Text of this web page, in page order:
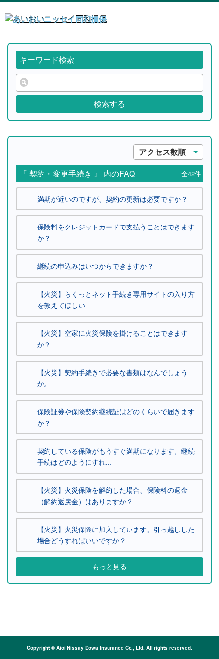
キーワード検索
検索する
アクセス数順
『 契約・変更手続き 』 内のFAQ
全42件
満期が近いのですが、契約の更新は必要ですか？
保険料をクレジットカードで支払うことはできます
か？
継続の申込みはいつからできますか？
【火災】らくっとネット手続き専用サイトの入り方
を教えてほしい
【火災】空家に火災保険を掛けることはできます
か？
【火災】契約手続きで必要な書類はなんでしょう
か。
保険証券や保険契約継続証はどのくらいで届きます
か？
契約している保険がもうすぐ満期になります。継続
手続はどのようにすれ...
【火災】火災保険を解約した場合、保険料の返金
（解約返戻金）はありますか？
【火災】火災保険に加入しています。引っ越しした
場合どうすればいいですか？
もっと見る
Copyright © Aioi Nissay Dowa Insurance Co., Ltd. All rights reserved.